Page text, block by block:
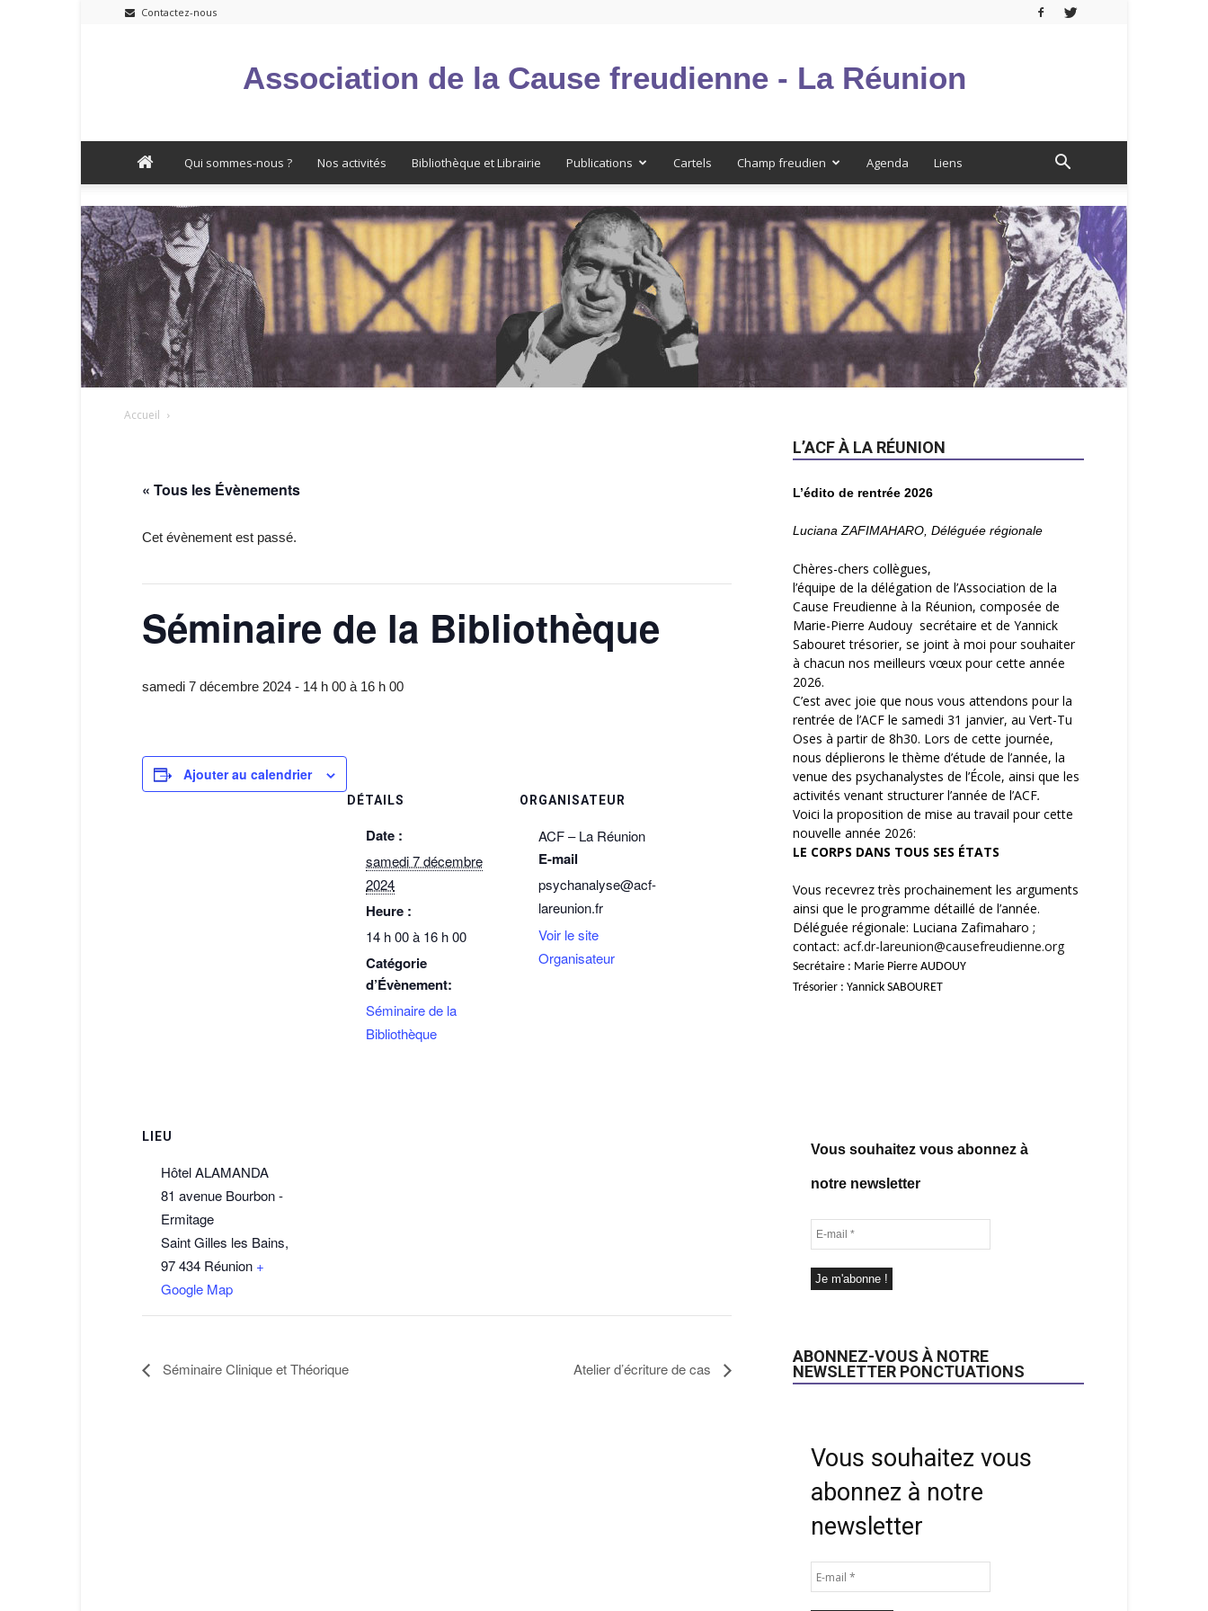
Contactez-nous
Association de la Cause freudienne - La Réunion
Qui sommes-nous ? Nos activités Bibliothèque et Librairie Publications Cartels Champ freudien Agenda Liens
Accueil
« Tous les Évènements
Cet évènement est passé.
Séminaire de la Bibliothèque
samedi 7 décembre 2024 - 14 h 00 à 16 h 00
Ajouter au calendrier
DÉTAILS
Date :
samedi 7 décembre
2024
Heure :
14 h 00 à 16 h 00
Catégorie
d’Évènement:
Séminaire de la
Bibliothèque
ORGANISATEUR
ACF – La Réunion
E-mail
psychanalyse@acf-
lareunion.fr
Voir le site
Organisateur
LIEU
Hôtel ALAMANDA
81 avenue Bourbon -
Ermitage
Saint Gilles les Bains,
97 434 Réunion +
Google Map
Séminaire Clinique et Théorique Atelier d’écriture de cas
L’ACF À LA RÉUNION
L’édito de rentrée 2026
Luciana ZAFIMAHARO, Déléguée régionale
Chères-chers collègues,
l’équipe de la délégation de l’Association de la
Cause Freudienne à la Réunion, composée de
Marie-Pierre Audouy secrétaire et de Yannick
Sabouret trésorier, se joint à moi pour souhaiter
à chacun nos meilleurs vœux pour cette année
2026.
C’est avec joie que nous vous attendons pour la
rentrée de l’ACF le samedi 31 janvier, au Vert-Tu
Oses à partir de 8h30. Lors de cette journée,
nous déplierons le thème d’étude de l’année, la
venue des psychanalystes de l’École, ainsi que les
activités venant structurer l’année de l’ACF.
Voici la proposition de mise au travail pour cette
nouvelle année 2026:
LE CORPS DANS TOUS SES ÉTATS
Vous recevrez très prochainement les arguments
ainsi que le programme détaillé de l’année.
Déléguée régionale: Luciana Zafimaharo ;
contact: acf.dr-lareunion@causefreudienne.org
Secrétaire : Marie Pierre AUDOUY
Trésorier : Yannick SABOURET
Vous souhaitez vous abonnez à
notre newsletter
ABONNEZ-VOUS À NOTRE
NEWSLETTER PONCTUATIONS
Vous souhaitez vous
abonnez à notre
newsletter